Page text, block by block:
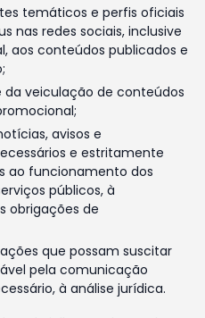
temáticos e perfis oficiais
nas redes sociais, inclusive
aos conteúdos publicados e
da veiculação de conteúdos
avisos e
e estritamente
ao funcionamento dos
públicos, à
obrigações de
que possam suscitar
pela comunicação
à análise jurídica.